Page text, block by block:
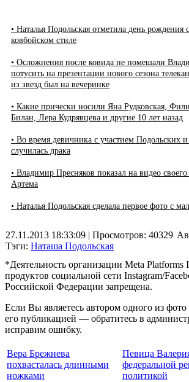
• Наталья Подольская отметила день рождения
ковбойском стиле
• Осложнения после ковида не помешали
потусить на презентации нового сезона
из звезд был на вечеринке
• Какие прически носили Яна Рудковская,
Билан, Лера Кудрявцева и другие 10 лет назад
• Во время девичника с участием Подольских
случилась драка
• Владимир Пресняков показал на видео
Артема
• Наталья Подольская сделала первое фото с
27.11.2013 18:33:09 | Просмотров: 40329
Тэги: Наташа Подольская
*Деятельность организации Meta Platforms
продуктов социальной сети Instagram/
Российской Федерации запрещена.
Если Вы являетесь автором одного из
его публикацией — обратитесь в
исправим ошибку.
Вера Брежнева
похвасталась длинными
ножками
Певица
федеральной
политикой